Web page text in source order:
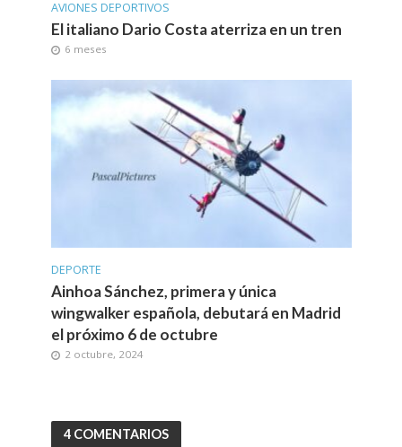
AVIONES DEPORTIVOS
El italiano Dario Costa aterriza en un tren
6 meses
DEPORTE
Ainhoa Sánchez, primera y única
wingwalker española, debutará en Madrid
el próximo 6 de octubre
2 octubre, 2024
4 COMENTARIOS